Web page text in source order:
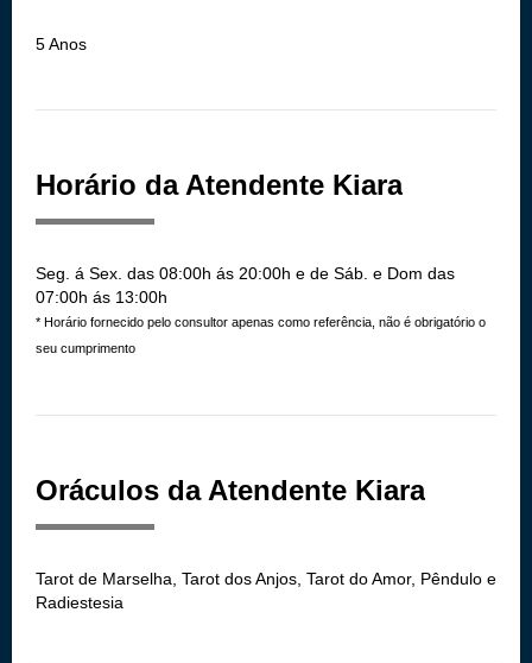
5 Anos
Horário da Atendente Kiara
Seg. á Sex. das 08:00h ás 20:00h e de Sáb. e Dom das
07:00h ás 13:00h
* Horário fornecido pelo consultor apenas como referência, não é obrigatório o
seu cumprimento
Oráculos da Atendente Kiara
Tarot de Marselha, Tarot dos Anjos, Tarot do Amor, Pêndulo e
Radiestesia